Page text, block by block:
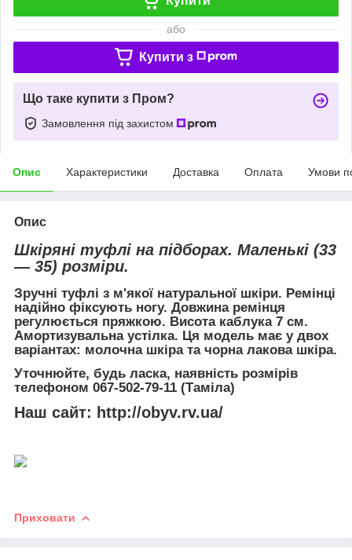
або
Купити з
Що таке купити з Пром?
Замовлення під захистом
Опис Характеристики Доставка Оплата Умови
Опис
Шкіряні туфлі на підборах. Маленькі (33
— 35) розміри.
Зручні туфлі з м'якої натуральної шкіри. Ремінці
надійно фіксують ногу. Довжина ремінця
регулюється пряжкою. Висота каблука 7 см.
Амортизувальна устілка. Ця модель має у двох
варіантах: молочна шкіра та чорна лакова шкіра.
Уточнюйте, будь ласка, наявність розмірів
телефоном 067-502-79-11 (Таміла)
Наш сайт: http://obyv.rv.ua/
Приховати